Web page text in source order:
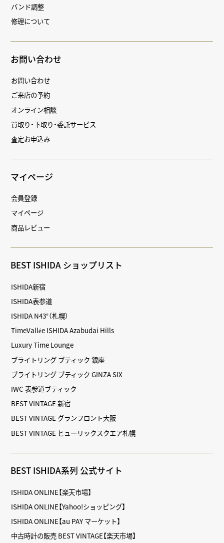
バンド調整
修理について
お問い合わせ
お問い合わせ
ご来店の予約
オンライン相談
買取り・下取り・委託サービス
査定お申込み
マイページ
会員登録
マイページ
商品レビュー
BEST ISHIDA ショップリスト
ISHIDA新宿
ISHIDA表参道
ISHIDA N43°（札幌）
TimeVallée ISHIDA Azabudai Hills
Luxury Time Lounge
ブライトリング ブティック 銀座
ブライトリング ブティック GINZA SIX
IWC 表参道ブティック
BEST VINTAGE 新宿
BEST VINTAGE グランフロント大阪
BEST VINTAGE ヒューリックスクエア札幌
BEST ISHIDA系列 公式サイト
ISHIDA ONLINE【楽天市場】
ISHIDA ONLINE【Yahoo!ショッピング】
ISHIDA ONLINE【au PAY マーケット】
中古時計の販売 BEST VINTAGE【楽天市場】